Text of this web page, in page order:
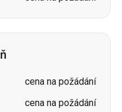
cena na požádání
cena na požádání
cena na požádání